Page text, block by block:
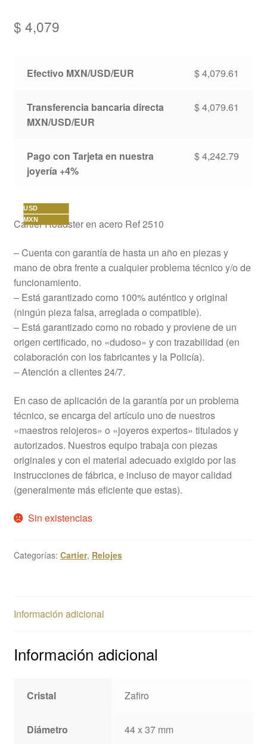
$ 4,079
Efectivo MXN/USD/EUR $4,079.61
Transferencia bancaria directa
MXN/USD/EUR
$4,079.61
Pago con Tarjeta en nuestra
joyería +4%
$4,242.79
USD
MXN
Cartier Roadster en acero Ref 2510
– Cuenta con garantía de hasta un año en piezas y
mano de obra frente a cualquier problema técnico y/o de
funcionamiento.
– Está garantizado como 100% auténtico y original
(ningún pieza falsa, arreglada o compatible).
– Está garantizado como no robado y proviene de un
origen certificado, no «dudoso» y con trazabilidad (en
colaboración con los fabricantes y la Policía).
– Atención a clientes 24/7.
En caso de aplicación de la garantía por un problema
técnico, se encarga del artículo uno de nuestros
«maestros relojeros» o «joyeros expertos» titulados y
autorizados. Nuestros equipo trabaja con piezas
originales y con el material adecuado exigido por las
instrucciones de fábrica, e incluso de mayor calidad
(generalmente más eficiente que estas).
Sin existencias
Categorías: Cartier, Relojes
Información adicional
Información adicional
Cristal Zafiro
Diámetro 44 x 37 mm